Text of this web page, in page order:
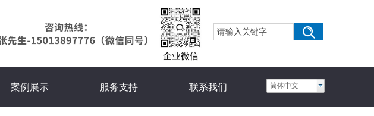
简体中文
案例展示 服务支持 联系我们